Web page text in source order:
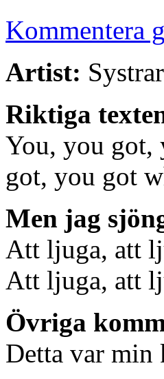
Kommentera
Artist:
Riktiga
You, you got,
got, you got
Men jag
Att ljuga, att
Att ljuga, att
Övriga
Detta var min